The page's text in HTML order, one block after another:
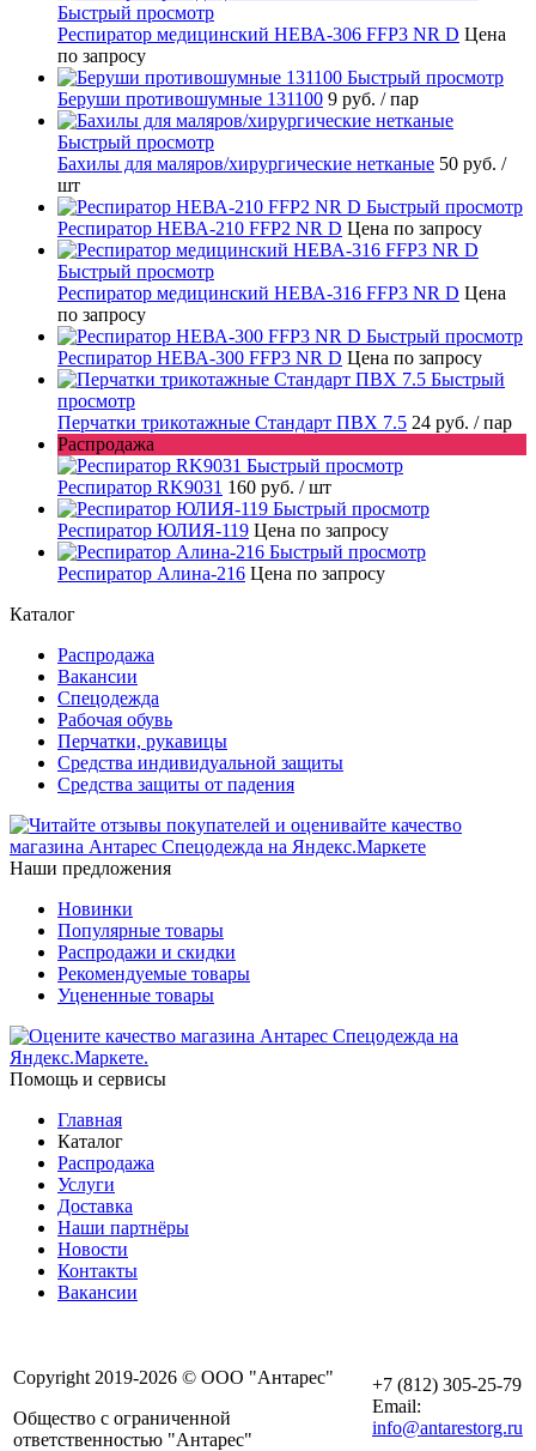
Быстрый просмотр
Респиратор медицинский НЕВА-306 FFP3 NR D Цена
по запросу
Быстрый просмотр
Беруши противошумные 131100 9 руб. / пар
Быстрый просмотр
Бахилы для маляров/хирургические нетканые 50 руб. /
шт
Быстрый просмотр
Респиратор НЕВА-210 FFP2 NR D Цена по запросу
Быстрый просмотр
Респиратор медицинский НЕВА-316 FFP3 NR D Цена
по запросу
Быстрый просмотр
Респиратор НЕВА-300 FFP3 NR D Цена по запросу
Быстрый
просмотр
Перчатки трикотажные Стандарт ПВХ 7.5 24 руб. / пар
Распродажа
Быстрый просмотр
Респиратор RK9031 160 руб. / шт
Быстрый просмотр
Респиратор ЮЛИЯ-119 Цена по запросу
Быстрый просмотр
Респиратор Алина-216 Цена по запросу
Каталог
Распродажа
Вакансии
Спецодежда
Рабочая обувь
Перчатки, рукавицы
Средства индивидуальной защиты
Средства защиты от падения
Наши предложения
Новинки
Популярные товары
Распродажи и скидки
Рекомендуемые товары
Уцененные товары
Помощь и сервисы
Главная
Каталог
Распродажа
Услуги
Доставка
Наши партнёры
Новости
Контакты
Вакансии
Copyright 2019-2026 © ООО "Антарес"
Общество с ограниченной
ответственностью "Антарес"
+7 (812) 305-25-79
Email:
info@antarestorg.ru